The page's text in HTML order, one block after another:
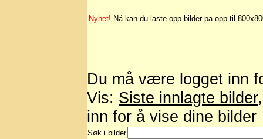
Nyhet! Nå kan du laste opp bilder på opp til
Du må være logget inn
Vis: Siste innlagte bilder
inn for å vise dine bilder
Søk i bilder